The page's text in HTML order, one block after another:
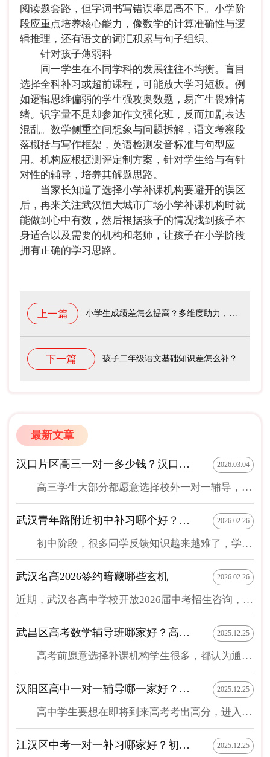
阅读题套路，但字词书写错误率居高不下。小学阶
段应重点培养核心能力，像数学的计算准确性与逻
辑推理，还有语文的词汇积累与句子组织。
针对孩子薄弱科
同一学生在不同学科的发展往往不均衡。盲目
选择全科补习或超前课程，可能放大学习短板。例
如逻辑思维偏弱的学生强攻奥数题，易产生畏难情
绪。识字量不足却参加作文强化班，反而加剧表达
混乱。数学侧重空间想象与问题拆解，语文考察段
落概括与写作框架，英语检测发音标准与句型应
用。机构应根据测评定制方案，针对学生给与有针
对性的辅导，培养其解题思路。
当家长知道了选择小学补课机构要避开的误区
后，再来关注武汉恒大城市广场小学补课机构时就
能做到心中有数，然后根据孩子的情况找到孩子本
身适合以及需要的机构和老师，让孩子在小学阶段
拥有正确的学习思路。
上一篇 小学生成绩差怎么提高？多维度助力，提升小学生成绩！
下一篇 孩子二年级语文基础知识差怎么补？
最新文章
汉口片区高三一对一多少钱？汉口片区有哪些尖锋教育校区 2026.03.04
高三学生大部分都愿意选择校外一对一辅导，因为通过一对一辅导能快速提高成绩，这样才能在面临高考时考的分数更高。准备在汉口片区进行高三一对一辅导补课学生，接下来为你分享一下汉口片区高三一对一多少钱？以及汉口片区有哪些尖锋教育校区？希望对你选择有帮助。 1、汉口片区正规专业高三一对一补课多少钱？ 为了能在汉口片区补课收费更合理，很多学生在选择之前，想了解一下汉口片区高三一对一多少钱？在这里补课机构不止一家，但收费相对较合理的是尖锋教育。由于尖锋教育一对一收费比较合理，加上其他补课方式收费也比较合理，不管是高三学生，还是初中学生，小学生补课，愿意把尖锋教育作为补课首选的学生很多。 2、汉口片区有哪些尖锋教育校区？ 汉口片区包括区域比较多，在这个区域当中，同样尖锋教育校区数量也很多。比如在汉口片区当中的江岸区就多达三个尖锋教育校区，分别有尖锋教育天地校区，尖锋教育香港路校区，尖锋教育百...
武汉青年路附近初中补习哪个好？靠谱的补习机构推荐 2026.02.26
初中阶段，很多同学反馈知识越来越难了，学习压力越来越大了，究竟怎么才能提升学习成绩呢？很多家长会为孩子报名补习班。但是，在武汉，初中补习班可谓遍地开花，武汉青年路附近初中补习哪个好呢？今天就给大家推荐一个比较靠谱的补习班——尖锋教育。 可能会有家长好奇，为什么武汉青年路附近初中补习班推荐尖锋教育呢？其实主要有以下原因： 1.师资力量强大 作为武汉较为知名的教育机构，尖锋教育的师资力量是非常强大的，这里的老师均来自名校，并且拥有丰富的教学经验。他们不仅熟悉初中各学科的知识体系，也擅长根据学生的实际情况施展个性化的教学方案，帮助学生快速掌握核心知识点，避免他们走弯路。 2.教学方法灵活 由于每个学生的学习能力和习惯不同，传统的教学模式，可能并无法满足每一位学生的学习需求。而尖锋教育采用了灵活的教学方法。老师们会根据学生的情况制定专属的学习计划，确保每一位学生都能够在适合自己的学习节...
武汉名高2026签约暗藏哪些玄机 2026.02.26
近期，武汉各高中学校开放2026届中考招生咨询，部分学校已经开启签约！今天给大家汇总了武汉市十大名高2025年招生班型、签约、录取分数线信息、初三学生签约注意事项、2025年武汉初三各区学校签约情况汇总、以及2026年武汉各区高中元调签约预估分数，一起来看看吧！初升高签约信息差01签约与不签约的核心区别签约”是指部分优质高中为了提前锁定优秀生源，与初三学生达成的一种具有约束力的口头或书面协议。它不是官方录取程序，但具有重要的实际意义。1）签约的学生:1、核心保障：获得该高中的一项或多项“优惠承诺”。最常见的是 “过线即进重点班”(如达到该校国际部线或指令线，保证进入最好的班型，如竞赛班、创新班等)。少数顶尖学生可能得“达到普高线即录取”的承诺。2、录取风险降低：中考后，如果分数达到约定的标准，学校必须兑现承诺，避免了因临场发挥、志愿填报失误而错失重点班的风险3、心理优势：提前吃下“定心丸”，减轻中考压力，可以更专注于冲刺...
武昌区高考数学辅导班哪家好？高考数学补课能选一对一吗 2025.12.25
高考前愿意选择补课机构学生很多，都认为通过补课能助力高考，才能考进自己认可好大学。如果你在班级数学成绩不好，想选择在武昌区补课，接下来为你分享一下武昌区高考数学辅导班哪家好？以及高考数学补课能选一对一吗？希望对你选择补课机构有帮助。 1、在武昌区哪家高考数学辅导班好？ 为了能选择一家正规专业辅导机构，通过补课快速提高自己数学成绩，很多面临即将到来高考学生，都想了解一下武昌区高考数学辅导班哪家好？在这里发展每家补课机构都实力比较强，但通过对比，尖锋教育相对更值得选择。目前在这个区域发展的有尖锋教育2个校区，分别是尖锋教育中南校区，尖锋教育积玉桥校区。这2个校区不但所在区域交通便利，每个校区都学习环境比较好，老师也比较专业，能根据学生在校成绩和个性制定补课方案，能让选择学生通过补课，能在高考时数学成绩考分更高。 2、高考数学辅导补课可以选一对一吗？ 高考前数学补课目的就是为了在考试...
汉阳区高中一对一辅导哪一家好？学生为什么愿意在尖锋教育补课 2025.12.25
高中学生要想在即将到来高考考出高分，进入自己认可大学，选择一对一辅导补课就能成绩提高很快。如果你正准备在武汉汉阳区进行一对一高中辅导补课，但不知道哪家更好，接下来带你了解一下汉阳区高中一对一辅导哪一家好？以及学生为什么愿意在尖锋教育补课。 1、汉阳区专业正规高中一对一辅导哪一家好？ 很多准备在汉阳区进行高中一对一辅导补课学生，在选择前都会先了解一下汉阳区高中一对一辅导哪一家好？能在汉阳区发展补课机构都相对实力很强，但要说哪家好，也属于选择比较多的一家，尖锋教育就属于值得选择正规辅导机构。目前在汉阳区对应尖锋教育校区，不管是老师教学能力，还是学习环境，都可以让选择学生认可度很高。 2、学生为什么愿意在尖锋教育补课？ 很多学生之所以愿意在尖锋教育补课，主要看中的是尖锋教育属于成立时间比较早的一家正规辅导机构，不但在武汉汉阳区有尖锋教育校区，在武汉其他区域同样也有多个尖锋教育校区供...
江汉区中考一对一补习哪家好？初三学生愿意选一对一补课吗 2025.12.25